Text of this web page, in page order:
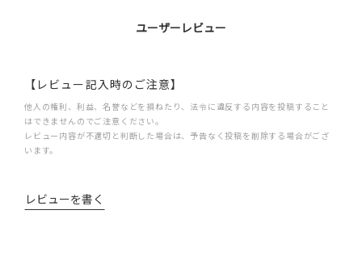
ユーザーレビュー
【レビュー記入時のご注意】
他人の権利、利益、名誉などを損ねたり、法令に違反する内容を投稿すること
はできませんのでご注意ください。
レビュー内容が不適切と判断した場合は、予告なく投稿を削除する場合がござ
います。
レビューを書く